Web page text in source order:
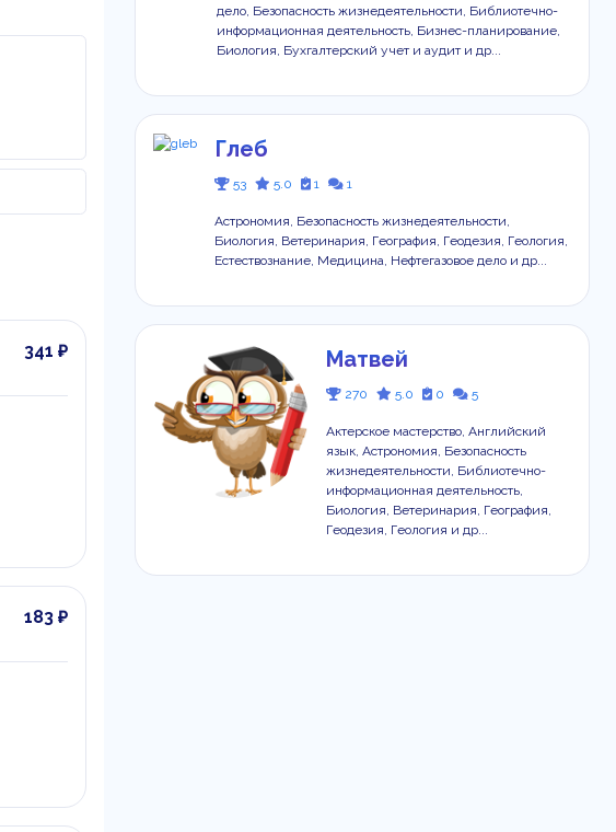
341 ₽
183 ₽
дело, Безопасность жизнедеятельности, Библиотечно-
информационная деятельность, Бизнес-планирование,
Биология, Бухгалтерский учет и аудит и др...
Глеб
53 5.0 1 1
Астрономия, Безопасность жизнедеятельности,
Биология, Ветеринария, География, Геодезия, Геология,
Естествознание, Медицина, Нефтегазовое дело и др...
Матвей
270 5.0 0 5
Актерское мастерство, Английский
язык, Астрономия, Безопасность
жизнедеятельности, Библиотечно-
информационная деятельность,
Биология, Ветеринария, География,
Геодезия, Геология и др...